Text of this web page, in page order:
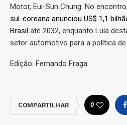
Motor, Eui-Sun Chung. No
sul-coreana anunciou US$ 1,1
Brasil até 2032, enquanto Lula
setor automotivo para a política
Edição: Fernando Fraga
COMPARTILHAR 0